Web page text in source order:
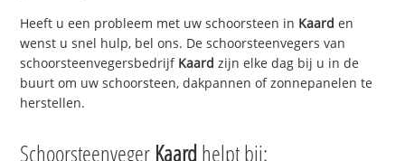
Heeft u een probleem met uw schoorsteen in Kaard en
wenst u snel hulp, bel ons. De schoorsteenvegers van
schoorsteenvegersbedrijf Kaard zijn elke dag bij u in de
buurt om uw schoorsteen, dakpannen of zonnepanelen te
herstellen.
Schoorsteenveger Kaardhelpt bij: